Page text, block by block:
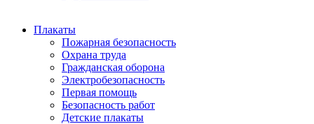
Плакаты
Пожарная безопасность
Охрана труда
Гражданская оборона
Электробезопасность
Первая помощь
Безопасность работ
Детские плакаты